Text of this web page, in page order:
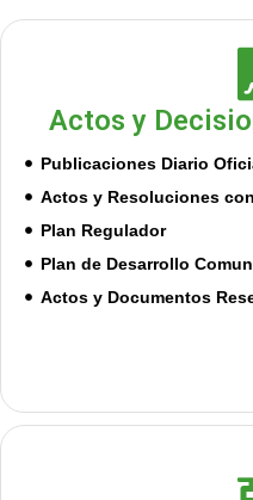
Actos y
Publicaciones Diario
Actos y Resoluciones
Plan Regulador
Plan de Desarrollo
Actos y Documentos